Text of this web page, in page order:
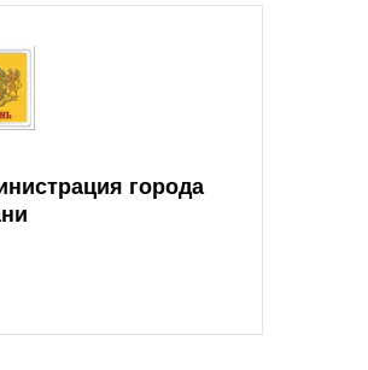
города